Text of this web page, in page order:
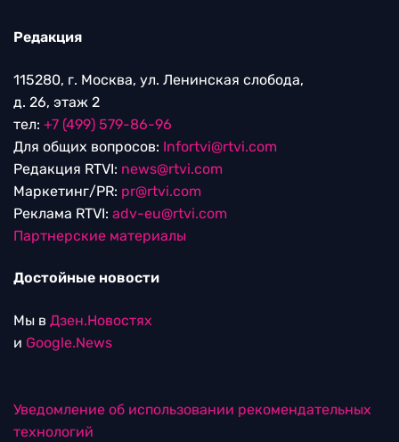
Редакция
115280, г. Москва, ул. Ленинская слобода,
д. 26, этаж 2
тел: +7 (499) 579-86-96
Для общих вопросов: Infortvi@rtvi.com
Редакция RTVI: news@rtvi.com
Маркетинг/PR: pr@rtvi.com
Реклама RTVI: adv-eu@rtvi.com
Партнерские материалы
Достойные новости
Мы в Дзен.Новостях
и Google.News
Уведомление об использовании рекомендательных
технологий